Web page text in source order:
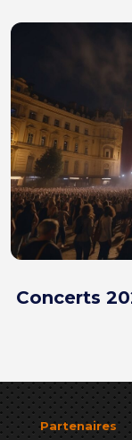
Concerts
Partenaires